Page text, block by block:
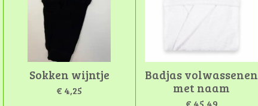
Sokken wijntje
€ 4,25
Badjas volwassenen
met naam
€ 45,49